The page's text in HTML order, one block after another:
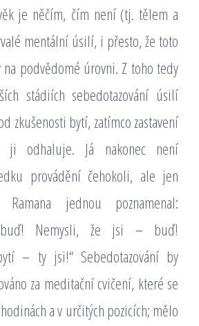
je něčím, čím není (tj. tělem a
mentální úsilí, i přesto, že toto
podvědomé úrovni. Z toho tedy
stádiích sebedotazování úsilí
zkušenosti bytí, zatímco zastavení
ji odhaluje. Já nakonec není
provádění čehokoli, ale jen
jednou poznamenal:
Nemysli, že jsi – buď!
– ty jsi!“ Sebedotazování by
za meditační cvičení, které se
a v určitých pozicích; mělo